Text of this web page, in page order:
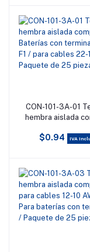
Añadir al
CON-101-3A-01
hembra aislada
macho F1 / para
$0.94 IVA